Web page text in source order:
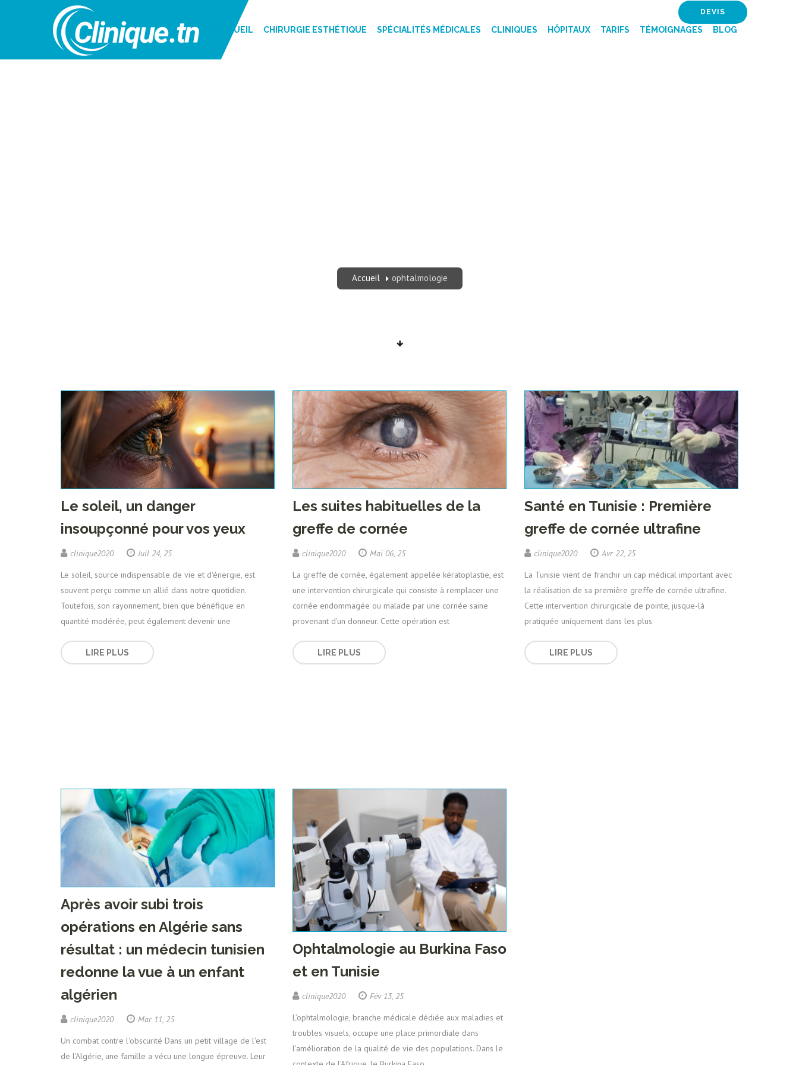
ACCUEIL CHIRURGIE ESTHÉTIQUE SPÉCIALITÉS MÉDICALES CLINIQUES HÔPITAUX TARIFS TÉMOIGNAGES BLOG
DEVIS
Accueil ophtalmologie
Le soleil, un danger
insoupçonné pour vos yeux
clinique2020
Juil 24, 25
Le soleil, source indispensable de vie et d'énergie, est
souvent perçu comme un allié dans notre quotidien.
Toutefois, son rayonnement, bien que bénéfique en
quantité modérée, peut également devenir une
LIRE PLUS
Les suites habituelles de la
greffe de cornée
clinique2020
Mai 06, 25
La greffe de cornée, également appelée kératoplastie, est
une intervention chirurgicale qui consiste à remplacer une
cornée endommagée ou malade par une cornée saine
provenant d’un donneur. Cette opération est
LIRE PLUS
Santé en Tunisie : Première
greffe de cornée ultrafine
clinique2020
Avr 22, 25
La Tunisie vient de franchir un cap médical important avec
la réalisation de sa première greffe de cornée ultrafine.
Cette intervention chirurgicale de pointe, jusque-là
pratiquée uniquement dans les plus
LIRE PLUS
Après avoir subi trois
opérations en Algérie sans
résultat : un médecin tunisien
redonne la vue à un enfant
algérien
clinique2020
Mar 11, 25
Un combat contre l'obscurité Dans un petit village de l'est
de l'Algérie, une famille a vécu une longue épreuve. Leur
Ophtalmologie au Burkina Faso
et en Tunisie
clinique2020
Fév 13, 25
L’ophtalmologie, branche médicale dédiée aux maladies et
troubles visuels, occupe une place primordiale dans
l’amélioration de la qualité de vie des populations. Dans le